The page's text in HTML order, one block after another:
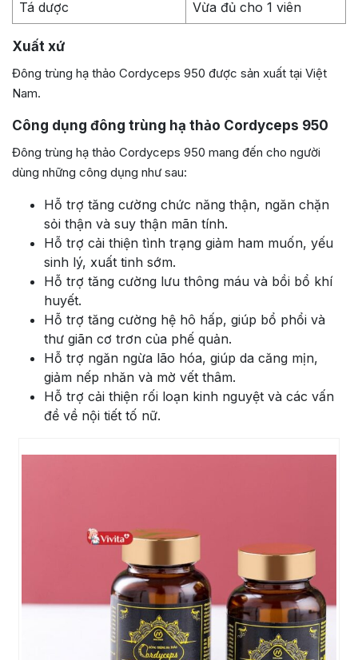
Tá dược Vừa đủ cho 1 viên
Xuất xứ
Đông trùng hạ thảo Cordyceps 950 được sản xuất tại Việt
Nam.
Công dụng đông trùng hạ thảo Cordyceps 950
Đông trùng hạ thảo Cordyceps 950 mang đến cho người
dùng những công dụng như sau:
Hỗ trợ tăng cường chức năng thận, ngăn chặn
sỏi thận và suy thận mãn tính.
Hỗ trợ cải thiện tình trạng giảm ham muốn, yếu
sinh lý, xuất tinh sớm.
Hỗ trợ tăng cường lưu thông máu và bồi bổ khí
huyết.
Hỗ trợ tăng cường hệ hô hấp, giúp bổ phổi và
thư giãn cơ trơn của phế quản.
Hỗ trợ ngăn ngừa lão hóa, giúp da căng mịn,
giảm nếp nhăn và mờ vết thâm.
Hỗ trợ cải thiện rối loạn kinh nguyệt và các vấn
đề về nội tiết tố nữ.